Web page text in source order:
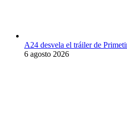
A24 desvela el tráiler de
6 agosto 2026